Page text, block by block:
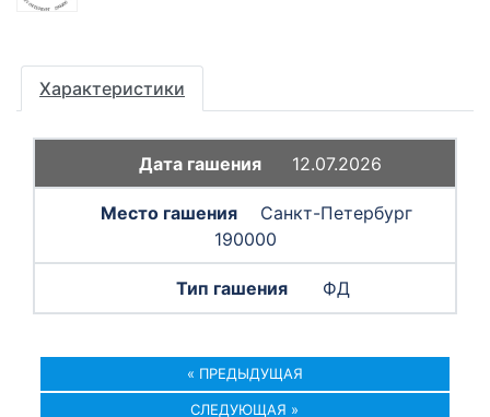
Характеристики
12.07.2026
Санкт-Петербург
190000
ФД
« ПРЕДЫДУЩАЯ
СЛЕДУЮЩАЯ »